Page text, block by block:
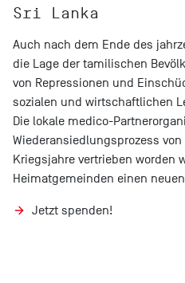
Sri Lanka
Auch nach dem Ende des
die Lage der tamilischen
von Repressionen und
sozialen und wirtschaftlichen
Die lokale medico-
Wiederansiedlungsprozess
Kriegsjahre vertrieben worden
Heimatgemeinden einen
Jetzt spenden!